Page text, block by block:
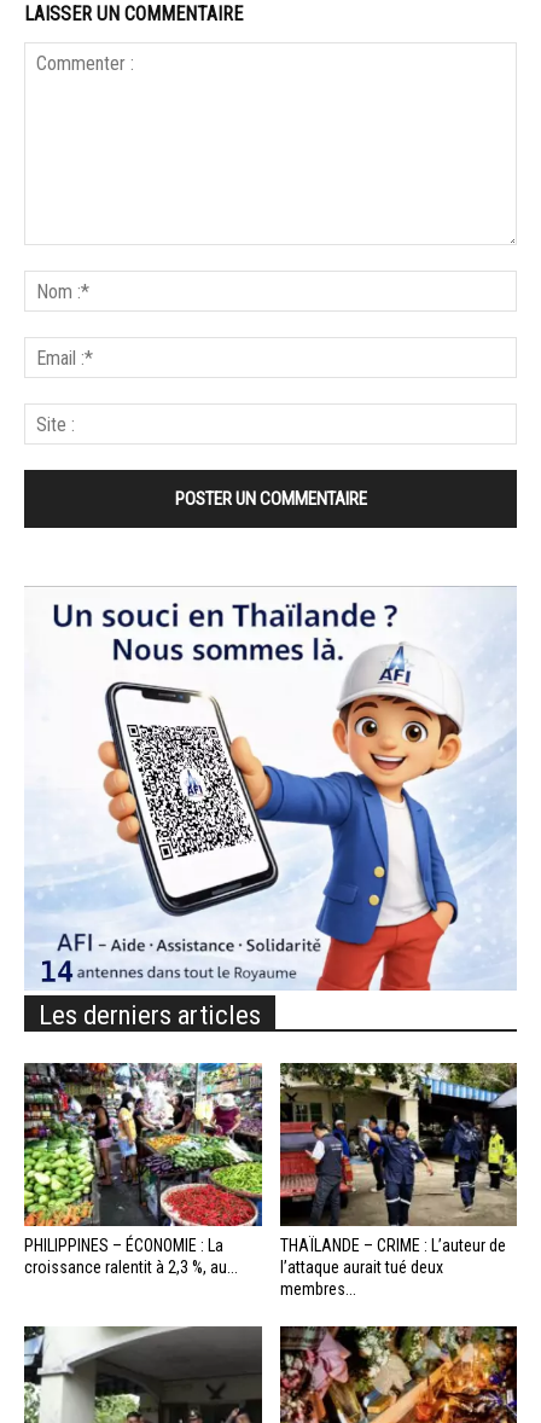
LAISSER UN COMMENTAIRE
Les derniers articles
PHILIPPINES – ÉCONOMIE : La
croissance ralentit à 2,3 %, au...
THAÏLANDE – CRIME : L’auteur de
l’attaque aurait tué deux
membres...